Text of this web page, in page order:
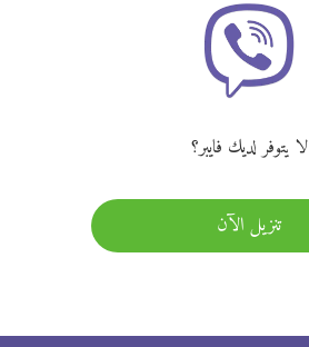
لا يتوفر لديك فايبر؟
تنزيل الآن